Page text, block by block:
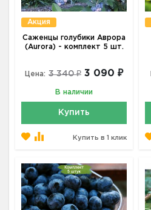
Акция
Саженцы голубики Аврора
(Aurora) - комплект 5 шт.
Цена: 3 340 ₽ 3 090 ₽
В наличии
Купить
Купить в 1 клик